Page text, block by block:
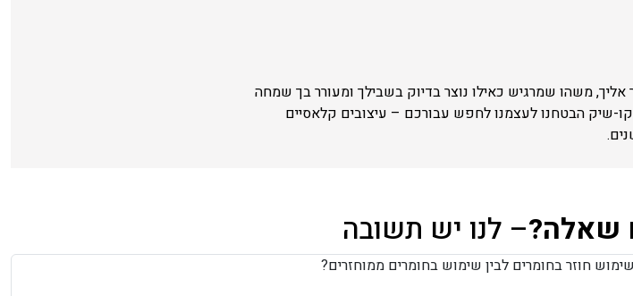
משהו שמרגיש כאילו נוצר בדיוק בשבילך ומעורר בך שמחה
שיק הבטחנו לעצמנו לחפש עבורכם – עיצובים קלאסיים
שאלה?– לנו יש תשובה
חוזר בחומרים לבין שימוש בחומרים ממוחזרים?